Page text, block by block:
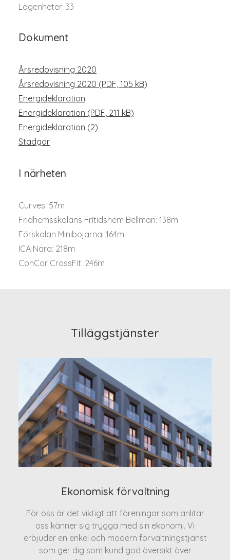
Lägenheter: 33
Dokument
Årsredovisning 2020
Årsredovisning 2020 (PDF, 105 kB)
Energideklaration
Energideklaration (PDF, 211 kB)
Energideklaration (2)
Stadgar
I närheten
Curves: 57m
Fridhemsskolans Fritidshem Bellman: 138m
Förskolan Minibojarna: 164m
ICA Nära: 218m
ConCor CrossFit: 246m
Tilläggstjänster
Ekonomisk förvaltning
För oss är det viktigt att föreningar som anlitar
oss känner sig trygga med sin ekonomi. Vi
erbjuder en enkel och modern förvaltningstjänst
som ger dig som kund god översikt över